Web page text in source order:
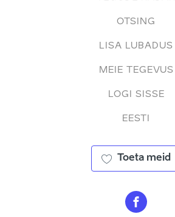
OTSING
LISA LUBADUS
MEIE TEGEVUS
LOGI SISSE
EESTI
Toeta meid